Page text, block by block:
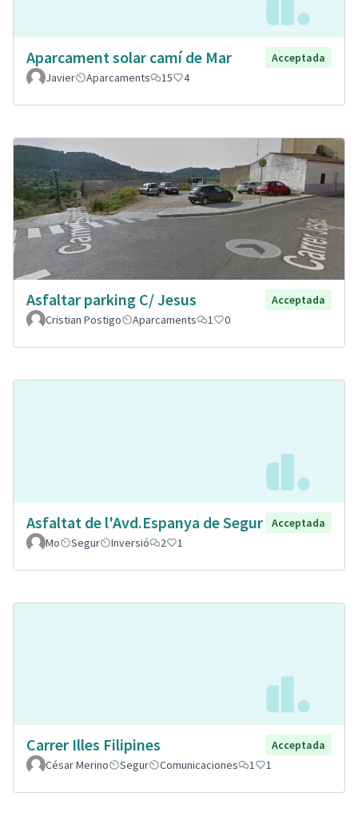
Aparcament solar camí de Mar
Acceptada
Javier
Aparcaments 15 4
Asfaltar parking C/ Jesus
Acceptada
Cristian Postigo
Aparcaments 1 0
Asfaltat de l'Avd.Espanya de Segur
Acceptada
Mo
Segur Inversió 2 1
Carrer Illes Filipines
Acceptada
César Merino
Segur Comunicaciones 1 1